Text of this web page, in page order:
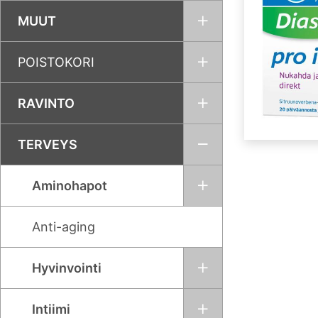
MUUT
POISTOKORI
RAVINTO
TERVEYS
Aminohapot
Anti-aging
Hyvinvointi
Intiimi